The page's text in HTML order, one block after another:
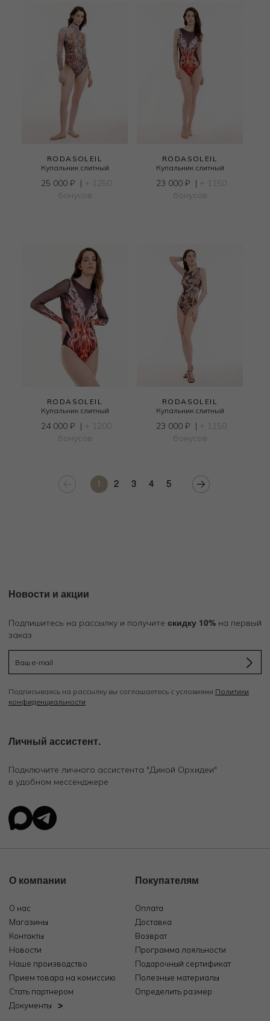
RODASOLEIL
Купальник слитный
25 000 ₽ | + 1250
бонусов
RODASOLEIL
Купальник слитный
23 000 ₽ | + 1150
бонусов
RODASOLEIL
Купальник слитный
24 000 ₽ | + 1200
бонусов
RODASOLEIL
Купальник слитный
23 000 ₽ | + 1150
бонусов
1 2 3 4 5
Новости и акции
Подпишитесь на рассылку и получите скидку 10% на первый
заказ
Подписываясь на рассылку вы соглашаетесь с условиями Политики
конфиденциальности
Личный ассистент.
Подключите личного ассистента "Дикой Орхидеи"
в удобном мессенджере
О компании
О нас
Магазины
Контакты
Новости
Наше производство
Прием товара на комиссию
Стать партнером
Документы
Покупателям
Оплата
Доставка
Возврат
Программа лояльности
Подарочный сертификат
Полезные материалы
Определить размер